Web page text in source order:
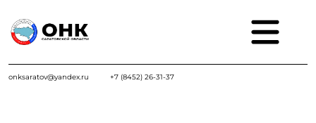
onksaratov@yandex.ru +7 (8452) 26-31-37